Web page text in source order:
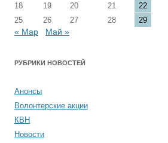
18
19 20 21 22
25
26 27 28 29
« Мар Май »
РУБРИКИ НОВОСТЕЙ
Анонсы
Волонтерские акции
КВН
Новости